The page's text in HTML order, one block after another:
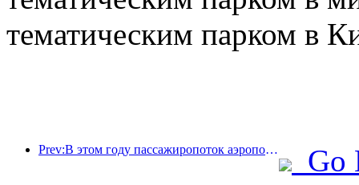
тематическим парком в
Prev:В этом году пассажиропоток аэропорта Шэньчжэня превысил 3 миллиона человек, установив новый рекорд за аналогичный период.
Go